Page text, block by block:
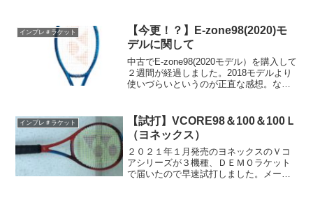
た。検討中という方は是非３本の打ち比
べをしてみてください！
インプレ＃ラケット
【今更！？】E-zone98(2020)モ
デルに関して
中古でE-zone98(2020モデル）を購入して
２週間が経過しました。2018モデルより
使いづらいというのが正直な感想。なぜ
インプレ＃ラケット
【試打】VCORE98＆100＆100Ｌ
（ヨネックス）
２０２１年１月発売のヨネックスのＶコ
アシリーズが３機種、ＤＥＭＯラケット
で届いたので早速試打しました。メーカ